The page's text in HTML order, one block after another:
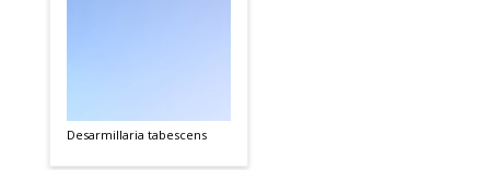
Desarmillaria tabescens